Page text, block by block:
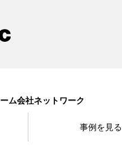
ム会社ネットワーク
事例を見る